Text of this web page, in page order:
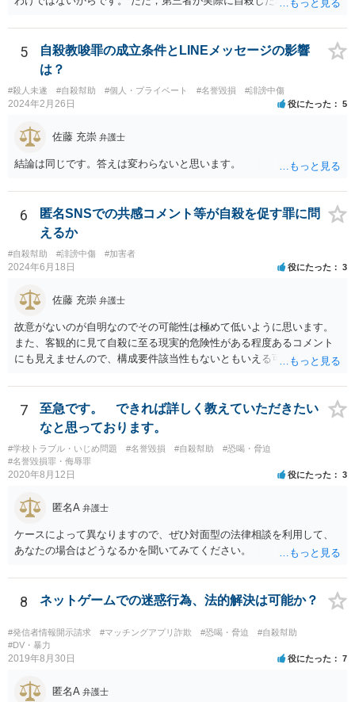
5
自殺教唆罪の成立条件とLINEメッセージの影響
は？
#殺人未遂 #自殺幇助 #個人・プライベート #名誉毀損 #誹謗中傷
2024年2月26日 役にたった 5
佐藤 充崇 弁護士
結論は同じです。答えは変わらないと思います。
6
匿名SNSでの共感コメント等が自殺を促す罪に問
えるか
#自殺幇助 #誹謗中傷 #加害者
2024年6月18日 役にたった 3
佐藤 充崇 弁護士
故意がないのが自明なのでその可能性は極めて低いように思います。
また、客観的に見て自殺に至る現実的危険性がある程度あるコメント
にも見えませんので、構成要件該当性もないともいえる可能性は高い
7
至急です。 できれば詳しく教えていただきたい
なと思っております。
#学校トラブル・いじめ問題 #名誉毀損 #自殺幇助
#恐喝・脅迫
#名誉毀損罪・侮辱罪
2020年8月12日 役にたった 3
匿名A 弁護士
ケースによって異なりますので、ぜひ対面型の法律相談を利用して、
あなたの場合はどうなるかを聞いてみてください。
8 ネットゲームでの迷惑行為、法的解決は可能か？
#発信者情報開示請求 #マッチングアプリ詐欺 #恐喝・脅迫
#自殺幇助
#DV・暴力
2019年8月30日 役にたった 7
匿名A 弁護士